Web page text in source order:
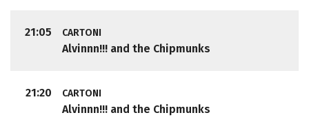
21:05 CARTONI
Alvinnn!!! and the Chipmunks
21:20 CARTONI
Alvinnn!!! and the Chipmunks